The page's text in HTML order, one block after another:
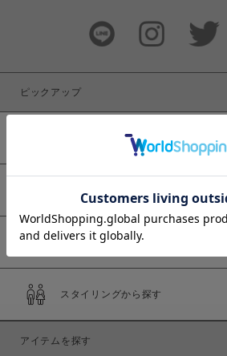
商品タイプ
ピックアップ
予約商品
スタイリングから探す
アイテムを探す